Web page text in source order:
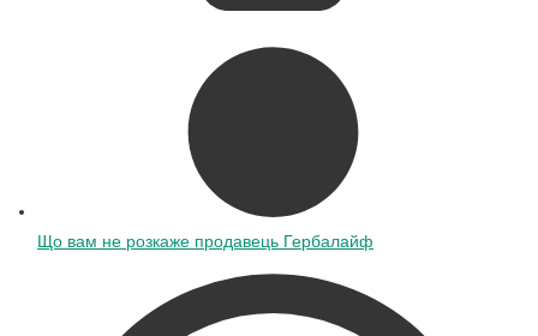
Що вам не розкаже продавець Гербалайф